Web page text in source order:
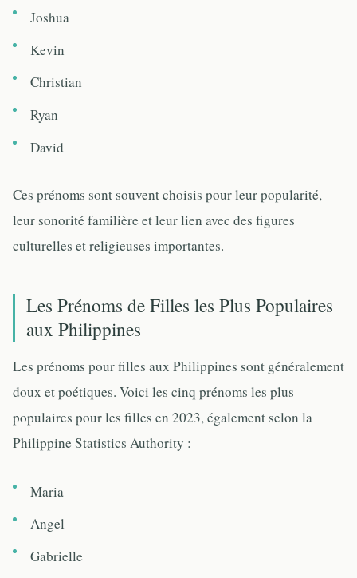
Joshua
Kevin
Christian
Ryan
David
Ces prénoms sont souvent choisis pour leur popularité,
leur sonorité familière et leur lien avec des figures
culturelles et religieuses importantes.
Les Prénoms de Filles les Plus Populaires
aux Philippines
Les prénoms pour filles aux Philippines sont généralement
doux et poétiques. Voici les cinq prénoms les plus
populaires pour les filles en 2023, également selon la
Philippine Statistics Authority :
Maria
Angel
Gabrielle